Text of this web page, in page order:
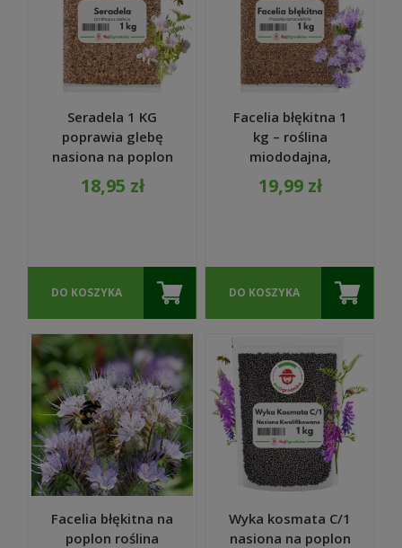
Seradela 1 KG
poprawia glebę
nasiona na poplon
- REDUM
18,95 zł
DO KOSZYKA
Facelia błękitna 1
kg – roślina
miododajna,
przyciąga
pszczoły, szybko
19,99 zł
DO KOSZYKA
Facelia błękitna na
poplon roślina
Wyka kosmata C/1
nasiona na poplon